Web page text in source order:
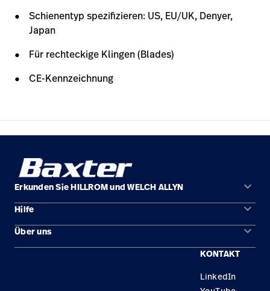
Schienentyp spezifizieren: US, EU/UK, Denyer,
Japan
Für rechteckige Klingen (Blades)
CE-Kennzeichnung
Erkunden Sie HILLROM und WELCH ALLYN keyboard_arrow_down
Lösungen
Produkte
Hilfe keyboard_arrow_down
Kontakt
Über uns keyboard_arrow_down
KONTAKT
LinkedIn